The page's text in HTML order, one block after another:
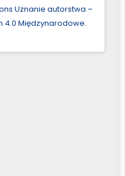
Uznanie autorstwa –
4.0 Międzynarodowe.